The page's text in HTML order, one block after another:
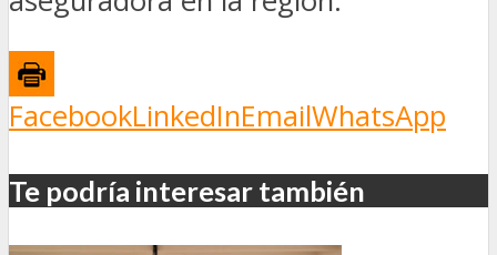
FacebookLinkedInEmailWhatsApp
Te podría interesar también